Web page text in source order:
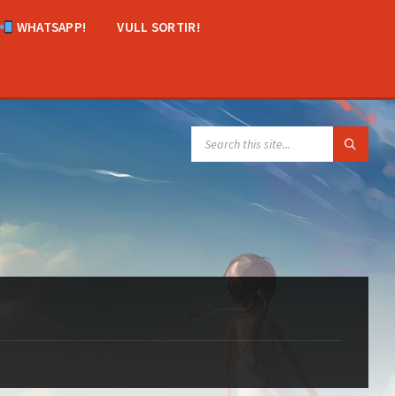
WHATSAPP! VULL SORTIR!